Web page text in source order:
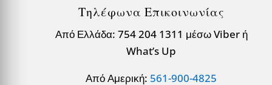
Τηλέφωνα Επικοινωνίας
Από Ελλάδα: 754 204 1311 μέσω Viber ή
What’s Up
Από Αμερική: 561-900-4825